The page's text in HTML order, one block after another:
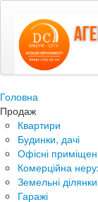
Головна
Продаж
Квартири
Будинки, дачі
Офісні
Комерційна
Земельні ділянки
Гаражі